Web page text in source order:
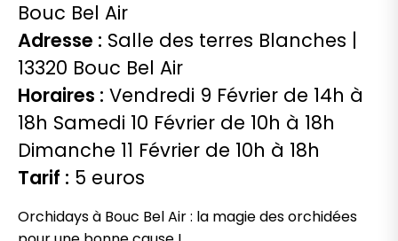
Bouc Bel Air
Adresse : Salle des terres Blanches |
13320 Bouc Bel Air
Horaires : Vendredi 9 Février de 14h à
18h Samedi 10 Février de 10h à 18h
Dimanche 11 Février de 10h à 18h
Tarif : 5 euros
Orchidays à Bouc Bel Air : la magie des orchidées